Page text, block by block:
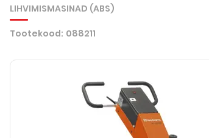
LIHVIMISMASINAD (ABS)
Tootekood: 088211